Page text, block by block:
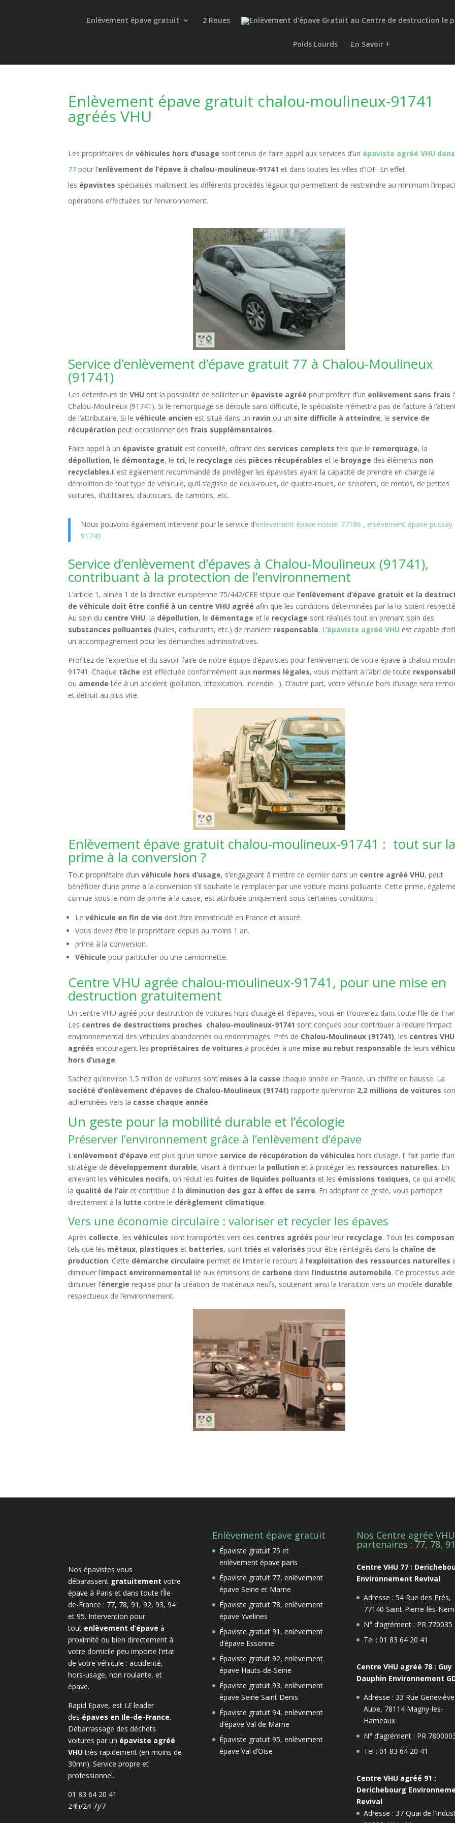
Enlèvement épave gratuit 2 Roues
Poids Lourds En Savoir +
Enlèvement épave gratuit chalou-moulineux-91741
agréés VHU
Les propriétaires devéhicules hors d’usage sont tenus de faire appel aux services d’un épaviste agréé VHU
77 pour l’enlèvement de l’épave à chalou-moulineux-91741 et dans toutes les villes d’IDF. En effet,
les épavistes spécialisés maîtrisent les différents procédés légaux qui permettent de restreindre au minimum
opérations effectuées sur l’environnement.
Service d’enlèvement d’épave gratuit 77 à Chalou-Moulineux
(91741)
Les détenteurs deVHU ont la possibilité de solliciter un épaviste agréé pour profiter d’un enlèvement sans frais
Chalou-Moulineux (91741). Si le remorquage se déroule sans difficulté, le spécialiste n’émettra pas de facture à
de l’attributaire. Si levéhicule ancien est situé dans un ravin ou un site difficile à atteindre, le service de
récupération peut occasionner des frais supplémentaires.
Faire appel à un épaviste gratuit est conseillé, offrant des services complets tels que le remorquage, la
dépollution, le démontage, le tri, le recyclage des pièces récupérables et le broyage des éléments non
recyclables.Il est également recommandé de privilégier les épavistes ayant la capacité de prendre en charge la
démolition de tout type de véhicule, qu’il s’agisse de deux-roues, de quatre-roues, de scooters, de motos, de petites
voitures, d’utilitaires, d’autocars, de camions, etc.
Nous pouvons également intervenir pour le service d’enlèvement épave noisiel 77186 , enlèvement épave pussay
91740
Service d’enlèvement d’épaves à Chalou-Moulineux (91741),
contribuant à la protection de l’environnement
L’article 1, alinéa 1 de la directive européenne 75/442/CEE stipule que l’enlèvement d’épave gratuit et la
de véhicule doit être confié à un centre VHU agréé afin que les conditions déterminées par la loi soient
Au sein du centre VHU, la dépollution, le démontage et le recyclage sont réalisés tout en prenant soin des
substances polluantes (huiles, carburants, etc.) de manière responsable. L’épaviste agréé VHU est capable
un accompagnement pour les démarches administratives.
Profitez de l’expertise et du savoir-faire de notre équipe d’épavistes pour l’enlèvement de votre épave à chalou-
91741. Chaque tâche est effectuée conformément aux normes légales, vous mettant à l’abri de toute
ou amende liée à un accident (pollution, intoxication, incendie…). D’autre part, votre véhicule hors d’usage sera
et détruit au plus vite.
Enlèvement épave gratuit chalou-moulineux-91741 : tout sur la
prime à la conversion ?
Tout propriétaire d’unvéhicule hors d’usage, s’engageant à mettre ce dernier dans un centre agréé VHU, peut
bénéficier d’une prime à la conversion s’il souhaite le remplacer par une voiture moins polluante. Cette prime,
connue sous le nom de prime à la casse, est attribuée uniquement sous certaines conditions :
Levéhicule en fin de vie doit être immatriculé en France et assuré.
Vous devez être le propriétaire depuis au moins 1 an.
prime à la conversion.
Véhicule pour particulier ou une camionnette.
Centre VHU agrée chalou-moulineux-91741, pour une mise en
destruction gratuitement
Un centre VHU agréé pour destruction de voitures hors d’usage et d’épaves, vous en trouverez dans toute l’Ile-de-
Les centres de destructions proches chalou-moulineux-91741 sont conçues pour contribuer à réduire l’impact
environnemental des véhicules abandonnés ou endommagés. Près de Chalou-Moulineux (91741), les centres VHU
agréés encouragent les propriétaires de voitures à procéder à une mise au rebut responsable de leurs
hors d’usage.
Sachez qu’environ 1,5 million de voitures sont mises à la casse chaque année en France, un chiffre en hausse. La
société d’enlèvement d’épaves de Chalou-Moulineux (91741) rapporte qu’environ 2,2 millions de voitures
acheminées vers la casse chaque année.
Un geste pour la mobilité durable et l’écologie
Préserver l’environnement grâce à l’enlèvement d’épave
L’enlèvement d’épave est plus qu’un simple service de récupération de véhicules hors d’usage. Il fait partie
stratégie de développement durable, visant à diminuer la pollution et à protéger les ressources naturelles. En
enlevant lesvéhicules nocifs, on réduit les fuites de liquides polluants et les émissions toxiques, ce qui
la qualité de l’air et contribue à la diminution des gaz à effet de serre. En adoptant ce geste, vous participez
directement à la lutte contre le dérèglement climatique.
Vers une économie circulaire : valoriser et recycler les épaves
Après collecte, lesvéhicules sont transportés vers des centres agréés pour leur recyclage. Tous les
tels que les métaux, plastiques et batteries, sont triés etvalorisés pour être réintégrés dans la chaîne de
production. Cette démarche circulaire permet de limiter le recours à l’exploitation des ressources naturelles
diminuer l’impact environnemental lié aux émissions de carbone dans l’industrie automobile. Ce processus
diminuer l’énergie requise pour la création de matériaux neufs, soutenant ainsi la transition vers un modèle durable
respectueux de l’environnement.
Nos épavistes vous
débarassent gratuitement votre
épave à Paris et dans toute l’Île-
de-France : 77, 78, 91, 92, 93, 94
et 95. Intervention pour
tout enlèvement d’épave à
proximité ou bien directement à
votre domicile peu importe l’etat
de votre véhicule : accidenté,
hors-usage, non roulante, et
épave.
Rapid Epave, est LEleader
des épaves en Ile-de-France.
Débarrassage des déchets
voitures par un épaviste agréé
VHUtrès rapidement (en moins de
30mn). Service propre et
professionnel.
01 83 64 20 41
24h/24 7j/7
Enlèvement épave gratuit
Épaviste gratuit 75 et
enlèvement épave paris
Épaviste gratuit 77, enlèvement
épave Seine et Marne
Épaviste gratuit 78, enlèvement
épave Yvelines
Épaviste gratuit 91, enlèvement
d’épave Essonne
Épaviste gratuit 92, enlèvement
épave Hauts-de-Seine
Épaviste gratuit 93, enlèvement
épave Seine Saint Denis
Épaviste gratuit 94, enlèvement
d’épave Val de Marne
Épaviste gratuit 95, enlèvement
épave Val d’Oise
Nos Centre agrée VHU
partenaires : 77, 78, 91
Centre VHU 77 :
Environnement Revival
Adresse : 54 Rue des Prés,
77140 Saint-Pierre-lès-
N° d’agrément : PR 770035
Tel : 01 83 64 20 41
Centre VHU agréé 78 : Guy
Dauphin Environnement
Adresse : 33 Rue Geneviève
Aube, 78114 Magny-les-
Hameaux
N° d’agrément : PR
Tel : 01 83 64 20 41
Centre VHU agréé 91 :
Derichebourg
Revival
Adresse : 37 Quai de